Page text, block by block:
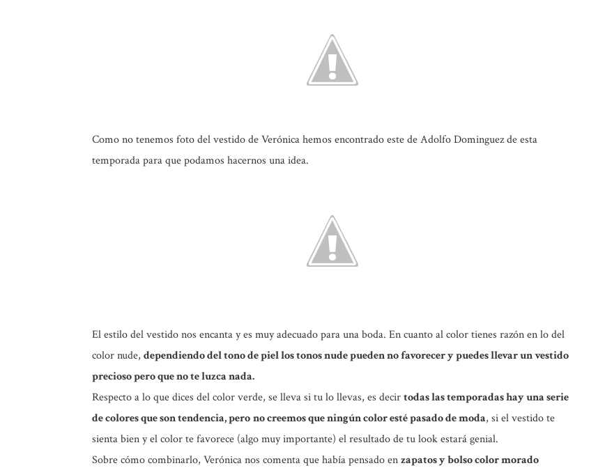
Como no tenemos foto del vestido de Verónica hemos encontrado este deAdolfo Dominguezde esta
temporada para que podamos hacernos una idea.
El estilo del vestido nos encanta y es muy adecuado para una boda. En cuanto al color tienes razón en lo del
color nude, dependiendo del tono de piel los tonos nude pueden no favorecer y puedes llevar un vestido
precioso pero que no te luzca nada.
Respecto a lo que dices del color verde, se lleva si tu lo llevas, es decirtodas las temporadas hay una serie
de colores que son tendencia, perono creemos que ningún color esté pasado de moda, si el vestido te
sienta bien y el color te favorece (algo muy importante) el resultado de tu look estará genial.
Sobre cómo combinarlo, Verónica nos comenta que había pensado enzapatos y bolso color morado